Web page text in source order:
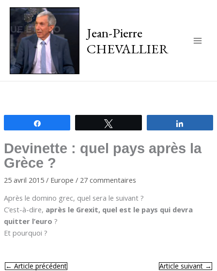
Jean-Pierre
CHEVALLIER
Devinette : quel pays après la
Grèce ?
25 avril 2015 / Europe / 27 commentaires
Après le domino grec, quel sera le suivant ?
C’est-à-dire, après le Grexit, quel est le pays qui devra
quitter l’euro ?
Et pourquoi ?
←Article précédent Article suivant→